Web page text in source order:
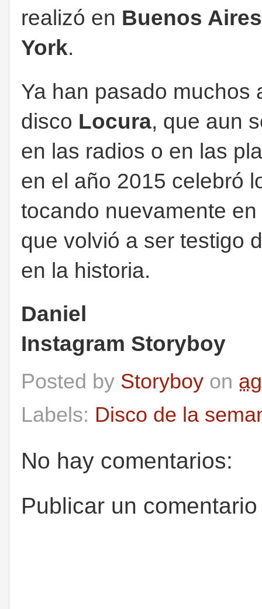
realizó en Buenos Aires
York.
Ya han pasado muchos
disco Locura, que aun
en las radios o en las
en el año 2015 celebró
tocando nuevamente
que volvió a ser testigo
en la historia.
Daniel
Instagram Storyboy
Posted by Storyboy on
Labels: Disco de la
No hay comentarios:
Publicar un comentario